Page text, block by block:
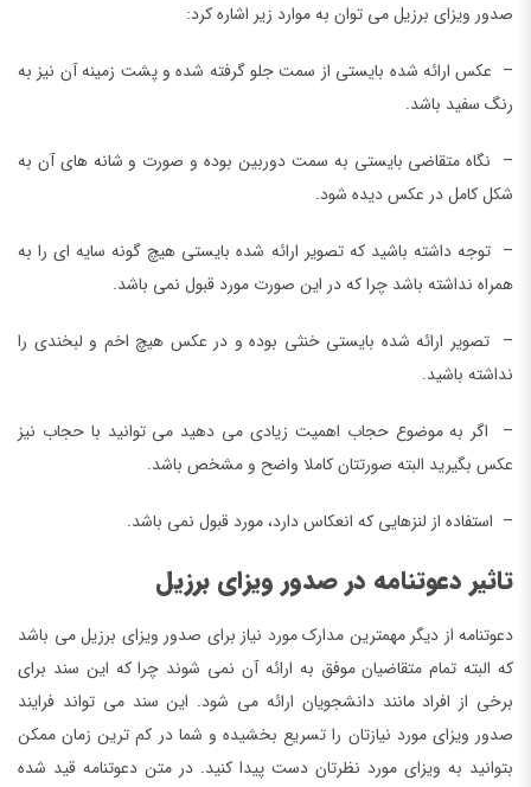
صدور ویزای برزیل می توان به موارد زیر اشاره کرد:
– عکس ارائه شده بایستی از سمت جلو گرفته شده و پشت زمینه آن نیز به
رنگ سفید باشد.
– نگاه متقاضی بایستی به سمت دوربین بوده و صورت و شانه های آن به
شکل کامل در عکس دیده شود.
– توجه داشته باشید که تصویر ارائه شده بایستی هیچ گونه سایه ای را به
همراه نداشته باشد چرا که در این صورت مورد قبول نمی باشد.
– تصویر ارائه شده بایستی خنثی بوده و در عکس هیچ اخم و لبخندی را
نداشته باشید.
– اگر به موضوع حجاب اهمیت زیادی می دهید می توانید با حجاب نیز
عکس بگیرید البته صورتتان کاملا واضح و مشخص باشد.
– استفاده از لنزهایی که انعکاس دارد، مورد قبول نمی باشد.
تاثیر دعوتنامه در صدور ویزای برزیل
دعوتنامه از دیگر مهمترین مدارک مورد نیاز برای صدور ویزای برزیل می باشد
که البته تمام متقاضیان موفق به ارائه آن نمی شوند چرا که این سند برای
برخی از افراد مانند دانشجویان ارائه می شود. این سند می تواند فرایند
صدور ویزای مورد نیازتان را تسریع بخشیده و شما در کم ترین زمان ممکن
بتوانید به ویزای مورد نظرتان دست پیدا کنید. در متن دعوتنامه قید شده